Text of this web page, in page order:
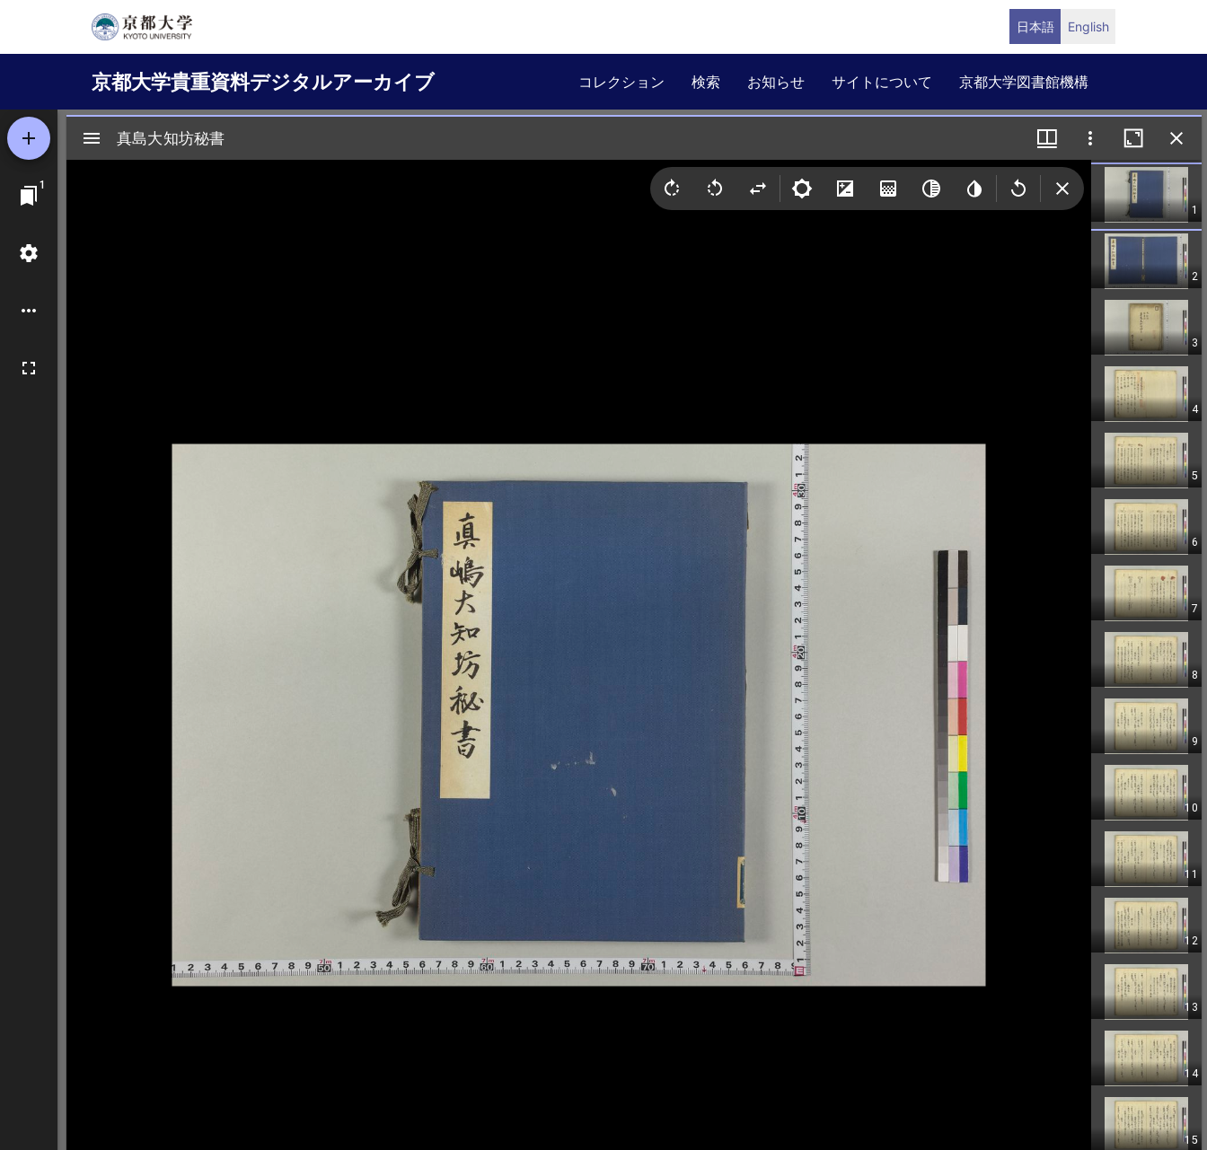
ン
テ
ン
日本語 English
京都大学貴重資料デジタルアーカイブ
Main
navigation
コレクション 検索 お知らせ サイトについて 京都大学図書館機構